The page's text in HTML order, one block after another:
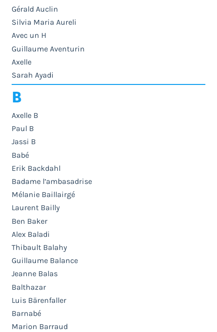
Gérald Auclin
Silvia Maria Aureli
Avec un H
Guillaume Aventurin
Axelle
Sarah Ayadi
B
Axelle B
Paul B
Jassi B
Babé
Erik Backdahl
Badame l’ambasadrise
Mélanie Baillairgé
Laurent Bailly
Ben Baker
Alex Baladi
Thibault Balahy
Guillaume Balance
Jeanne Balas
Balthazar
Luis Bärenfaller
Barnabé
Marion Barraud